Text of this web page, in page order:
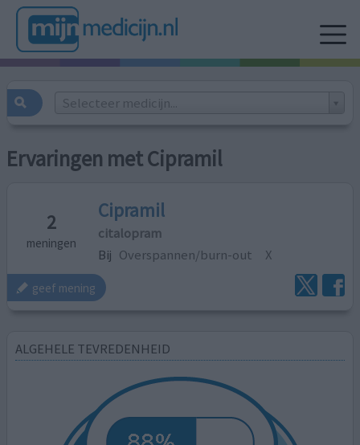
Selecteer medicijn...
Ervaringen met Cipramil
2
meningen
Cipramil
citalopram
Bij Overspannen/burn-out X
geef mening
ALGEHELE TEVREDENHEID